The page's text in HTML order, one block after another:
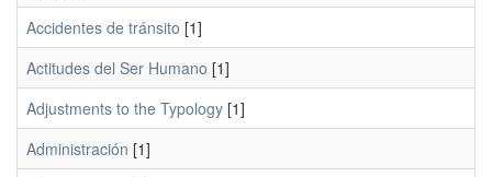
Accidentes de tránsito [1]
Actitudes del Ser Humano [1]
Adjustments to the Typology [1]
Administración [1]